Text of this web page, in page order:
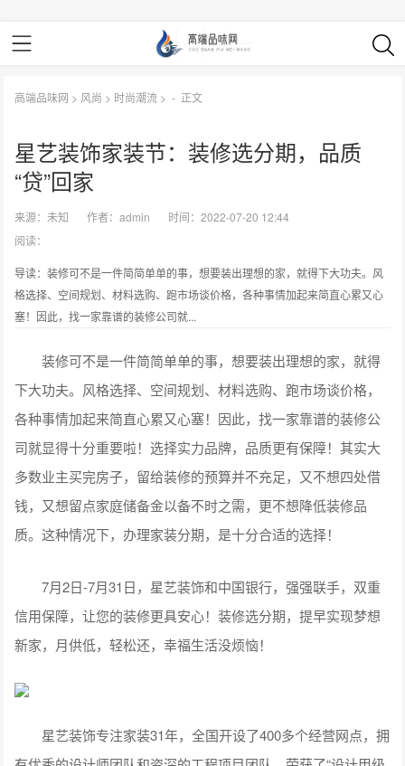
高端品味网 > 风尚 > 时尚潮流 > - 正文
星艺装饰家装节：装修选分期，品质
“贷”回家
来源：未知 作者：admin
时间：2022-07-20 12:44
阅读：
导读：装修可不是一件简简单单的事，想要装出理想的家，就得下大功夫。风
格选择、空间规划、材料选购、跑市场谈价格，各种事情加起来简直心累又心
塞！因此，找一家靠谱的装修公司就...
装修可不是一件简简单单的事，想要装出理想的家，就得
下大功夫。风格选择、空间规划、材料选购、跑市场谈价格，
各种事情加起来简直心累又心塞！因此，找一家靠谱的装修公
司就显得十分重要啦！选择实力品牌，品质更有保障！其实大
多数业主买完房子，留给装修的预算并不充足，又不想四处借
钱，又想留点家庭储备金以备不时之需，更不想降低装修品
质。这种情况下，办理家装分期，是十分合适的选择！
7月2日-7月31日，星艺装饰和中国银行，强强联手，双重
信用保障，让您的装修更具安心！装修选分期，提早实现梦想
新家，月供低，轻松还，幸福生活没烦恼！
星艺装饰专注家装31年，全国开设了400多个经营网点，拥